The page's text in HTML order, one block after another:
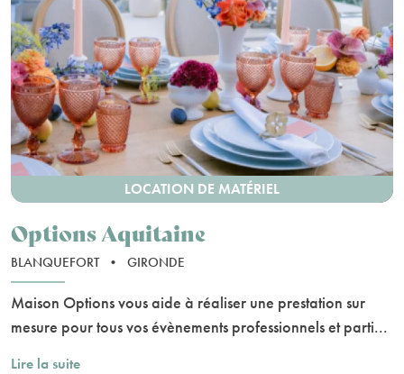
LOCATION DE MATÉRIEL
Options Aquitaine
BLANQUEFORT • GIRONDE
Maison Options vous aide à réaliser une prestation sur
mesure pour tous vos évènements professionnels et parti...
Lire la suite